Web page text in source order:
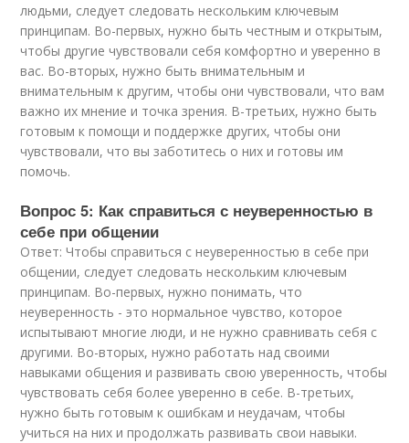
людьми, следует следовать нескольким ключевым
принципам. Во-первых, нужно быть честным и открытым,
чтобы другие чувствовали себя комфортно и уверенно в
вас. Во-вторых, нужно быть внимательным и
внимательным к другим, чтобы они чувствовали, что вам
важно их мнение и точка зрения. В-третьих, нужно быть
готовым к помощи и поддержке других, чтобы они
чувствовали, что вы заботитесь о них и готовы им
помочь.
Вопрос 5: Как справиться с неуверенностью в
себе при общении
Ответ: Чтобы справиться с неуверенностью в себе при
общении, следует следовать нескольким ключевым
принципам. Во-первых, нужно понимать, что
неуверенность - это нормальное чувство, которое
испытывают многие люди, и не нужно сравнивать себя с
другими. Во-вторых, нужно работать над своими
навыками общения и развивать свою уверенность, чтобы
чувствовать себя более уверенно в себе. В-третьих,
нужно быть готовым к ошибкам и неудачам, чтобы
учиться на них и продолжать развивать свои навыки.